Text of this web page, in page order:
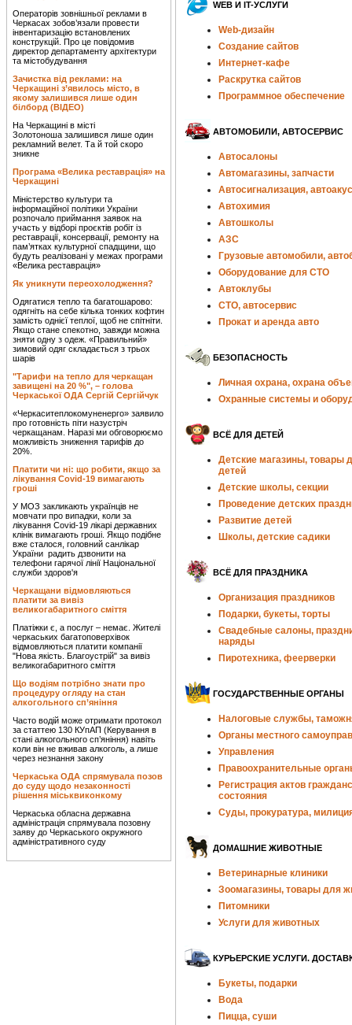
Операторів зовнішньої реклами в
Черкасах зобов’язали провести
інвентаризацію встановлених
конструкцій. Про це повідомив
директор департаменту архітектури
та містобудування
Зачистка від реклами: на
Черкащині з’явилось місто, в
якому залишився лише один
білборд (ВІДЕО)
На Черкащині в місті
Золотоноша залишився лише один
рекламний велет. Та й той скоро
зникне
Програма «Велика реставрація» на
Черкащині
Міністерство культури та
інформаційної політики України
розпочало приймання заявок на
участь у відборі проєктів робіт із
реставрації, консервації, ремонту на
пам’ятках культурної спадщини, що
будуть реалізовані у межах програми
«Велика реставрація»
Як уникнути переохолодження?
Одягатися тепло та багатошарово:
одягніть на себе кілька тонких кофтин
замість однієї теплої, щоб не спітніти.
Якщо стане спекотно, завжди можна
зняти одну з одеж. «Правильний»
зимовий одяг складається з трьох
шарів
"Тарифи на тепло для черкащан
завищені на 20 %", – голова
Черкаської ОДА Сергій Сергійчук
«Черкаситеплокомуненерго» заявило
про готовність піти назустріч
черкащанам. Наразі ми обговорюємо
можливість зниження тарифів до
20%.
Платити чи ні: що робити, якщо за
лікування Covid-19 вимагають
гроші
У МОЗ закликають українців не
мовчати про випадки, коли за
лікування Covid-19 лікарі державних
клінік вимагають гроші. Якщо подібне
вже сталося, головний санлікар
України радить дзвонити на
телефони гарячої лінії Національної
служби здоров'я
Черкащани відмовляються
платити за вивіз
великогабаритного сміття
Платіжки є, а послуг – немає. Жителі
черкаських багатоповерхівок
відмовляються платити компанії
"Нова якість. Благоустрій" за вивіз
великогабаритного сміття
Що водіям потрібно знати про
процедуру огляду на стан
алкогольного сп’яніння
Часто водій може отримати протокол
за статтею 130 КУпАП (Керування в
стані алкогольного сп’яніння) навіть
коли він не вживав алкоголь, а лише
через незнання закону
Черкаська ОДА спрямувала позов
до суду щодо незаконності
рішення міськвиконкому
Черкаська обласна державна
адміністрація спрямувала позовну
заяву до Черкаського окружного
адміністративного суду
WEB И IT-УСЛУГИ
Web-дизайн
Создание сайтов
Интернет-кафе
Раскрутка сайтов
Программное обеспечение
АВТОМОБИЛИ, АВТОСЕРВИС
Автосалоны
Автомагазины, запчасти
Автосигнализация,
Автохимия
Автошколы
АЗС
Грузовые автомобили,
Оборудование для СТО
Автоклубы
СТО, автосервис
Прокат и аренда авто
БЕЗОПАСНОСТЬ
Личная охрана, охрана
Охранные системы и
ВСЁ ДЛЯ ДЕТЕЙ
Детские магазины, товары
детей
Детские школы, секции
Проведение детских
Развитие детей
Школы, детские садики
ВСЁ ДЛЯ ПРАЗДНИКА
Организация праздников
Подарки, букеты, торты
Свадебные салоны,
наряды
Пиротехника, феерверки
ГОСУДАРСТВЕННЫЕ ОРГАНЫ
Налоговые службы,
Органы местного
Управления
Правоохранительные
Регистрация актов
состояния
Суды, прокуратура,
ДОМАШНИЕ ЖИВОТНЫЕ
Ветеринарные клиники
Зоомагазины, товары для
Питомники
Услуги для животных
КУРЬЕРСКИЕ УСЛУГИ.
Букеты, подарки
Вода
Пицца, суши